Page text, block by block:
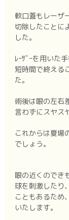
軟口蓋もレーザ
切除したことに
した。
ﾚｰｻﾞｰを用いた
短時間で終える
た。
術後は眼の左右
言わずにスヤス
これからは夏場
でしょう。
眼の近くのでき
球を刺激したり
こともあるため
いたします。